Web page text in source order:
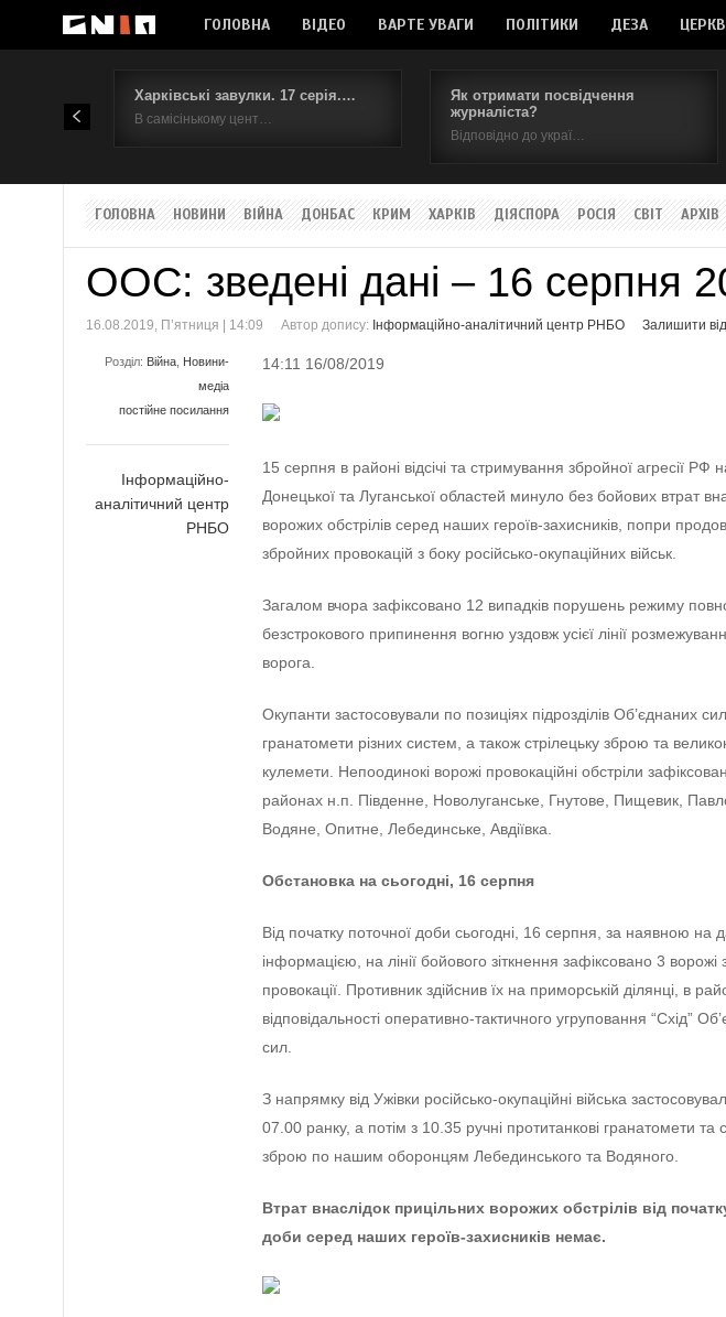
ГОЛОВНА ВІДЕО ВАРТЕ УВАГИ ПОЛІТИКИ ДЕЗА
Харківські завулки. 17 серія.…
В самісінькому цент…
Як отримати посвідчення
журналіста?
Відповідно до украї…
ГОЛОВНА НОВИНИ ВІЙНА ДОНБАС КРИМ ХАРКІВ ДІЯСПОРА РОСІЯ СВІТ АРХІВ
ООС: зведені дані – 16 серпня
16.08.2019, П’ятниця | 14:09 Автор допису: Інформаційно-аналітичний центр РНБО Залишити
Розділ: Війна Новини-
медіа
постійне посилання
Інформаційно-
аналітичний центр
РНБО
14:11 16/08/2019
15 серпня в районі відсічі та стримування збройної агресії РФ
Донецької та Луганської областей минуло без бойових втрат
ворожих обстрілів серед наших героїв-захисників, попри
збройних провокацій з боку російсько-окупаційних військ.
Загалом вчора зафіксовано 12 випадків порушень режиму
безстрокового припинення вогню уздовж усієї лінії
ворога.
Окупанти застосовували по позиціях підрозділів Об’єднаних
гранатомети різних систем, а також стрілецьку зброю та
кулемети. Непоодинокі ворожі провокаційні обстріли
районах н.п. Південне, Новолуганське, Гнутове, Пищевик,
Водяне, Опитне, Лебединське, Авдіївка.
Обстановка на сьогодні, 16 серпня
Від початку поточної доби сьогодні, 16 серпня, за наявною на
інформацією, на лінії бойового зіткнення зафіксовано 3 ворожі
провокації. Противник здійснив їх на приморській ділянці, в
відповідальності оперативно-тактичного угруповання “Схід”
сил.
З напрямку від Ужівки російсько-окупаційні війська
07.00 ранку, а потім з 10.35 ручні протитанкові гранатомети та
зброю по нашим оборонцям Лебединського та Водяного.
Втрат внаслідок прицільних ворожих обстрілів від
доби серед наших героїв-захисників немає.